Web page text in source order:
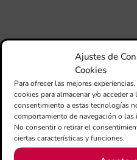
Ajustes de
Cookies
Para ofrecer las mejores
cookies para almacenar y/o acceder
consentimiento a estas tecnologías
comportamiento de navegación o
No consentir o retirar el
ciertas características y funciones.